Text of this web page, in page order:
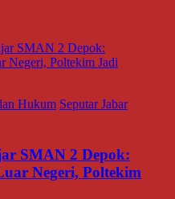
Hukum Seputar Jabar
SMAN 2 Depok:
Negeri, Poltekim